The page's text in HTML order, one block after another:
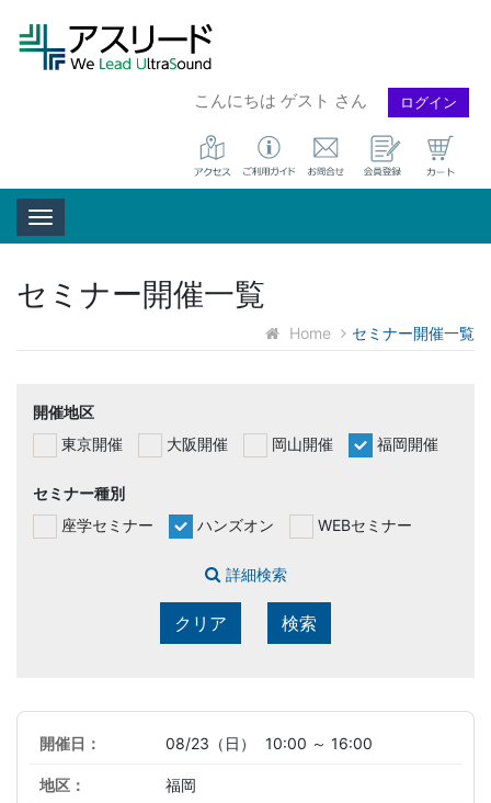
こんにちは ゲスト さん ログイン
Toggle navigation
セミナー開催一覧
Home セミナー開催一覧
開催地区
東京開催
大阪開催 岡山開催 福岡開催
セミナー種別
座学セミナー
ハンズオン WEBセミナー
詳細検索
クリア 検索
08/23（日） 10:00 ～ 16:00
福岡